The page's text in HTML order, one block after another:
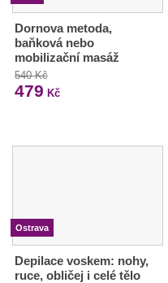
Dornova metoda,
baňková nebo
mobilizační masáž
540 Kč
479 Kč
Ostrava
Depilace voskem: nohy,
ruce, obličej i celé tělo